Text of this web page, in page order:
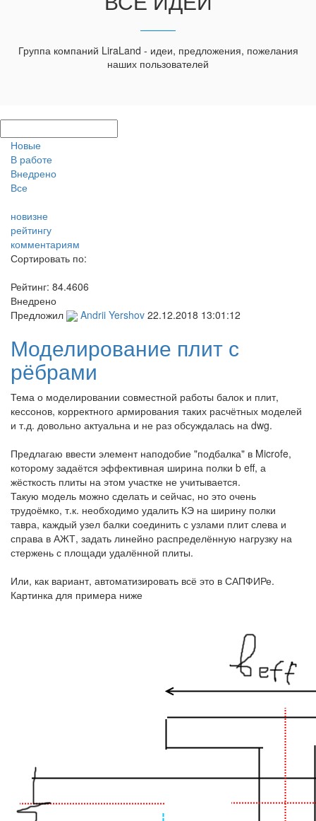
Группа компаний LiraLand - идеи, предложения, пожелания
наших пользователей
Новые
В работе
Внедрено
Все
новизне
рейтингу
комментариям
Сортировать по:
Рейтинг: 84.4606
Внедрено
Предложил
Andrii Yershov 22.12.2018 13:01:12
Моделирование плит с
рёбрами
Тема о моделировании совместной работы балок и плит,
кессонов, корректного армирования таких расчётных моделей
и т.д. довольно актуальна и не раз обсуждалась на dwg.
Предлагаю ввести элемент наподобие "подбалка" в Microfe,
которому задаётся эффективная ширина полки b eff, а
жёсткость плиты на этом участке не учитывается.
Такую модель можно сделать и сейчас, но это очень
трудоёмко, т.к. необходимо удалить КЭ на ширину полки
тавра, каждый узел балки соединить с узлами плит слева и
справа в АЖТ, задать линейно распределённую нагрузку на
стержень с площади удалённой плиты.
Или, как вариант, автоматизировать всё это в САПФИРе.
Картинка для примера ниже